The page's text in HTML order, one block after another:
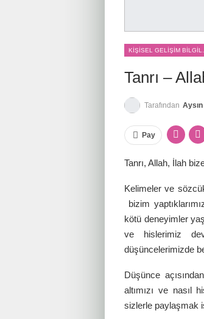
Tanrı –
Tarafından Aysın
Pay
Tanrı, Allah, İlah
Kelimeler ve
bizim
kötü deneyimler
ve hislerimiz
düşüncelerimizde
Düşünce
altımızı ve nasıl
sizlerle paylaşmak